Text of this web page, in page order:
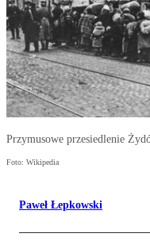
Przymusowe przesiedlenie
Foto: Wikipedia
Paweł Łepkowski